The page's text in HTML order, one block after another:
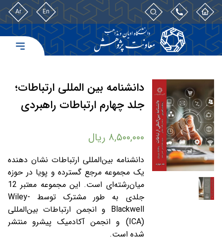
En
Ar
دانشنامه بین المللی ارتباطات؛
جلد چهارم ارتباطات راهبردی
۸,۵۰۰,۰۰۰ ریال
دانشنامه بین‌المللی ارتباطات نشان دهنده
یک مجموعه مرجع گسترده و پویا در حوزه
میان‌رشته‌ای است. این مجموعه معتبر 12
جلدی به طور مشترک توسط Wiley-
Blackwell و انجمن ارتباطات بین‌المللی
(ICA) و انجمن آکادمیک پیشرو منتشر
شده است.